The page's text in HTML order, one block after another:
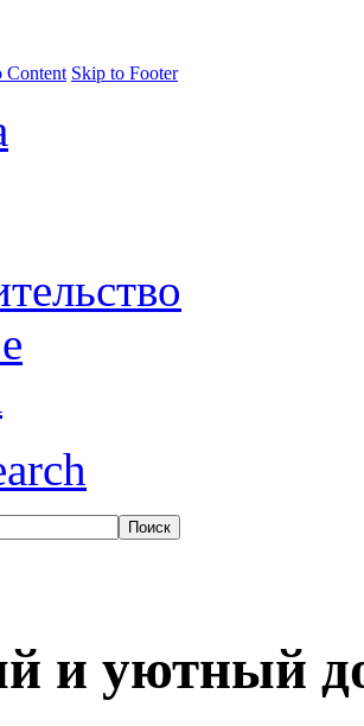
Content Skip to Footer
и уютный